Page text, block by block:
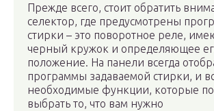
Прежде всего, стоит обратить
селектор, где предусмотрены
стирки – это поворотное реле,
черный кружок и определяющее
положение. На панели всегда
программы задаваемой стирки, и
необходимые функции, которые
выбрать то, что вам нужно